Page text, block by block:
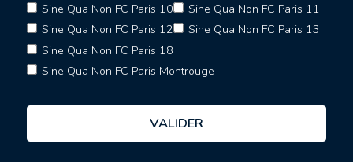
Sine Qua Non FC Paris 10
Sine Qua Non FC Paris 11
Sine Qua Non FC Paris 12
Sine Qua Non FC Paris 13
Sine Qua Non FC Paris 18
Sine Qua Non FC Paris Montrouge